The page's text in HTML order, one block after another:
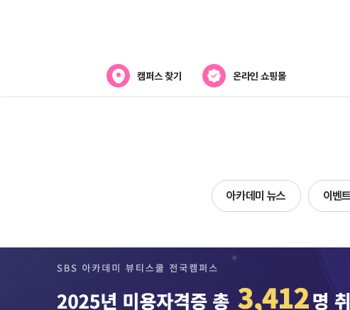
캠퍼스 찾기 온라인 쇼핑몰
캠퍼스위치
네일아
헤어
아카데미 뉴스 이벤트